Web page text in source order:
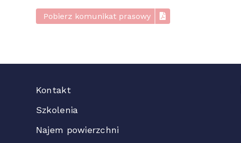
Pobierz komunikat prasowy
Kontakt
Szkolenia
Najem powierzchni